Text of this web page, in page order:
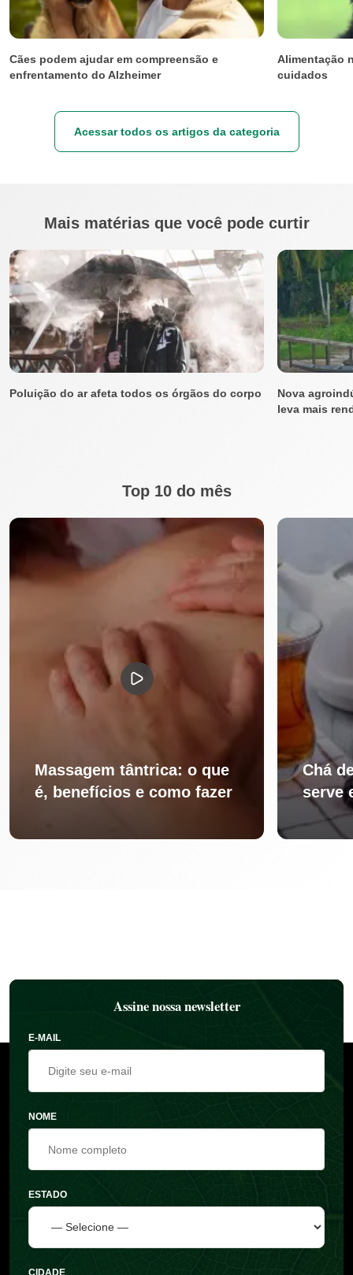
Cães podem ajudar em compreensão e
enfrentamento do Alzheimer
Alimentação
cuidados
Acessar todos os artigos da categoria
Mais matérias que você pode curtir
Poluição do ar afeta todos os órgãos do corpo
Nova
leva mais
Top 10 do mês
Massagem tântrica: o que
é, benefícios e como fazer
Chá
serve
Assine nossa newsletter
E-MAIL
NOME
ESTADO
CIDADE